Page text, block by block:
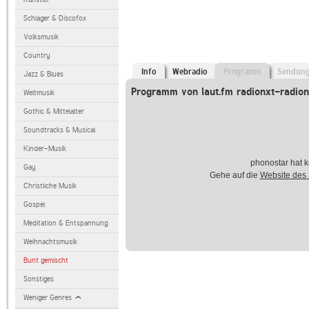
Schlager & Discofox
Volksmusik
Country
Jazz & Blues
Weltmusik
Gothic & Mittelalter
Soundtracks & Musical
Kinder-Musik
Gay
Christliche Musik
Gospel
Meditation & Entspannung
Weihnachtsmusik
Bunt gemischt
Sonstiges
Weniger Genres
Info Webradio Programm
Programm von laut.fm radionxt-
phonostar hat
Gehe auf die Website des